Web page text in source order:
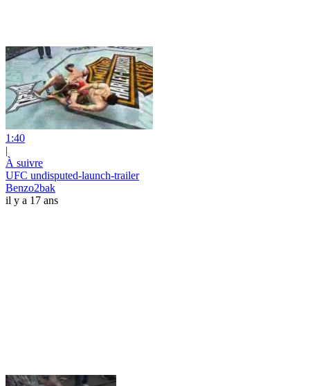
1:40
|
À suivre
UFC undisputed-launch-trailer
Benzo2bak
il y a 17 ans